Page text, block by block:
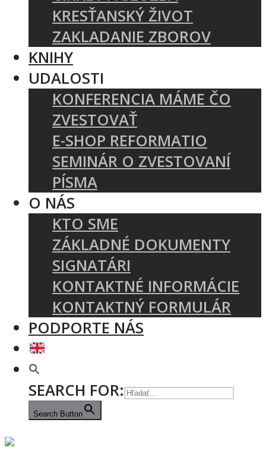
KRESŤANSKÝ ŽIVOT
ZAKLADANIE ZBOROV
KNIHY
UDALOSTI
KONFERENCIA MÁME ČO
ZVESTOVAŤ
E-SHOP REFORMATIO
SEMINÁR O ZVESTOVANÍ
PÍSMA
O NÁS
KTO SME
ZÁKLADNÉ DOKUMENTY
SIGNATÁRI
KONTAKTNÉ INFORMÁCIE
KONTAKTNÝ FORMULÁR
PODPORTE NÁS
SEARCH FOR:
Search Button